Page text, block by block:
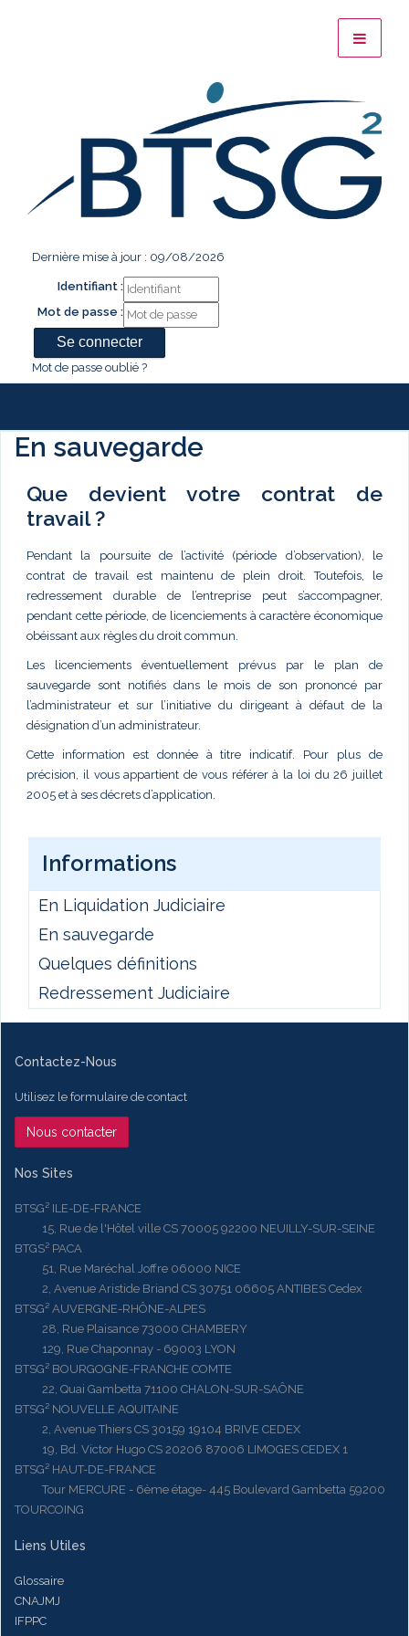
Dernière mise à jour : 09/08/2026
Identifiant :
Mot de passe :
Mot de passe oublié ?
En sauvegarde
Que devient votre contrat de
travail ?
Pendant la poursuite de l’activité (période d’observation), le
contrat de travail est maintenu de plein droit. Toutefois, le
redressement durable de l’entreprise peut s’accompagner,
pendant cette période, de licenciements à caractère économique
obéissant aux règles du droit commun.
Les licenciements éventuellement prévus par le plan de
sauvegarde sont notifiés dans le mois de son prononcé par
l’administrateur et sur l’initiative du dirigeant à défaut de la
désignation d’un administrateur.
Cette information est donnée à titre indicatif. Pour plus de
précision, il vous appartient de vous référer à la loi du 26 juillet
2005 et à ses décrets d’application.
Informations
En Liquidation Judiciaire
En sauvegarde
Quelques définitions
Redressement Judiciaire
Contactez-Nous
Utilisez le formulaire de contact
Nous contacter
Nos Sites
BTSG² ILE-DE-FRANCE
15, Rue de l'Hôtel ville CS 70005 92200 NEUILLY-SUR-SEINE
BTGS² PACA
51, Rue Maréchal Joffre 06000 NICE
2, Avenue Aristide Briand CS 30751 06605 ANTIBES Cedex
BTSG² AUVERGNE-RHÔNE-ALPES
28, Rue Plaisance 73000 CHAMBERY
129, Rue Chaponnay - 69003 LYON
BTSG² BOURGOGNE-FRANCHE COMTE
22, Quai Gambetta 71100 CHALON-SUR-SAÔNE
BTSG² NOUVELLE AQUITAINE
2, Avenue Thiers CS 30159 19104 BRIVE CEDEX
19, Bd. Victor Hugo CS 20206 87006 LIMOGES CEDEX 1
BTSG² HAUT-DE-FRANCE
Tour MERCURE - 6ème étage- 445 Boulevard Gambetta 59200
TOURCOING
Liens Utiles
Glossaire
CNAJMJ
IFPPC